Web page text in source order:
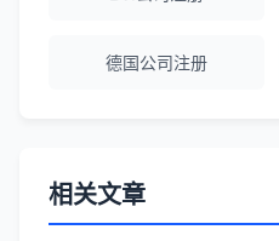
泰国BOI申请+建厂
Olivia Wang
德国公司注册
相关文章